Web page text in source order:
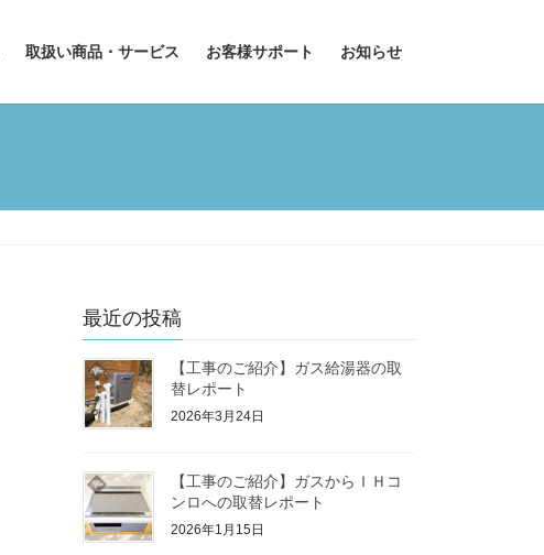
取扱い商品・サービス お客様サポート お知らせ
最近の投稿
【工事のご紹介】ガス給湯器の取
替レポート
2026年3月24日
【工事のご紹介】ガスからＩＨコ
ンロへの取替レポート
2026年1月15日